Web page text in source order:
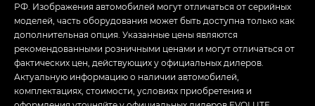
РФ. Изображения автомобилей могут отличаться от серийных
моделей, часть оборудования может быть доступна только как
дополнительная опция. Указанные цены являются
рекомендованными розничными ценами и могут отличаться от
фактических цен, действующих у официальных дилеров.
Актуальную информацию о наличии автомобилей,
комплектациях, стоимости, условиях приобретения и